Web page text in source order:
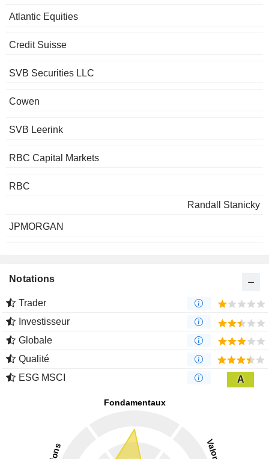
Atlantic Equities
Credit Suisse
SVB Securities LLC
Cowen
SVB Leerink
RBC Capital Markets
RBC
Randall Stanicky
JPMORGAN
Notations
Trader
Investisseur
Globale
Qualité
ESG MSCI
A